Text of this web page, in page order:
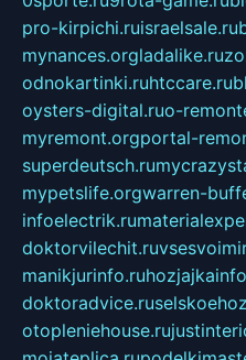
pro-kirpichi.ruisraelsale.ru
mynances.orgladalike.ru
odnokartinki.ruhtccare.ru
oysters-digital.ruo-
myremont.orgportal-
superdeutsch.ru
mypetslife.orgwarren-
infoelectrik.ru
doktorvilechit.ru
manikjurinfo.ru
doktoradvice.ru
otopleniehouse.ru